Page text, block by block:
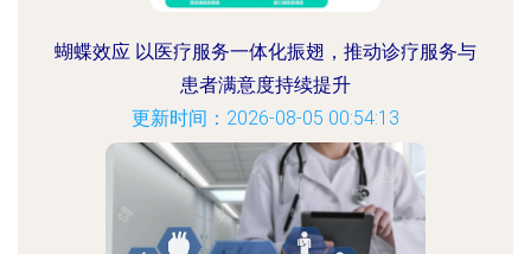
蝴蝶效应 以医疗服务一体化振翅，推动诊疗服务与
患者满意度持续提升
更新时间：2026-08-05 00:54:13